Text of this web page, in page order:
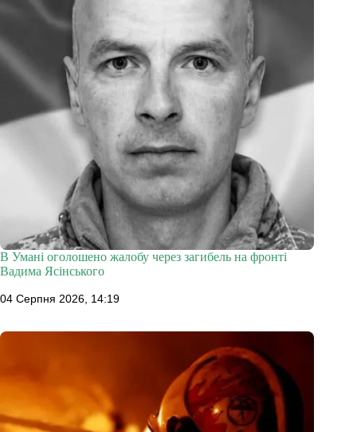
В Умані оголошено жалобу через загибель на фронті
Вадима Ясінського
04 Серпня 2026, 14:19